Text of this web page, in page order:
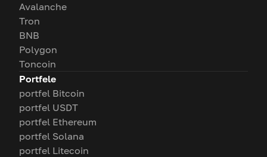
Avalanche
Tron
BNB
Polygon
Toncoin
Portfele
portfel Bitcoin
portfel USDT
portfel Ethereum
portfel Solana
portfel Litecoin